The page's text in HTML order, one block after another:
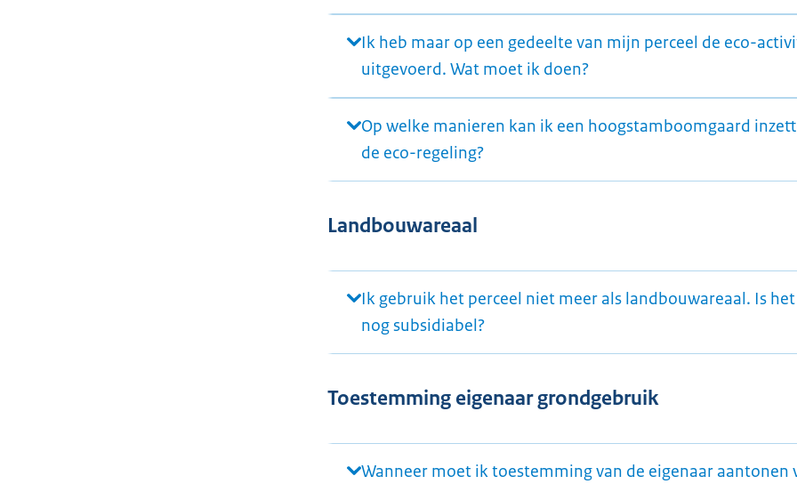
Ik heb maar op een gedeelte van mijn perceel de eco-
uitgevoerd. Wat moet ik doen?
Op welke manieren kan ik een hoogstamboomgaard
de eco-regeling?
Landbouwareaal
Ik gebruik het perceel niet meer als landbouwareaal. Is
nog subsidiabel?
Toestemming eigenaar grondgebruik
Wanneer moet ik toestemming van de eigenaar aantonen